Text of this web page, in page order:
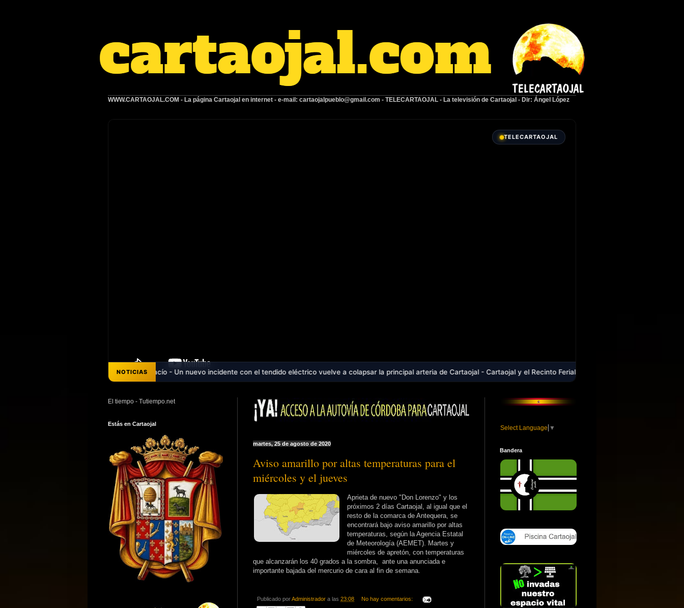
WWW.CARTAOJAL.COM - La página Cartaojal en internet - e-mail: cartaojalpueblo@gmail.com - TELECARTAOJAL - La televisión de Cartaojal - Dir: Ángel López
TELECARTAOJAL
NOTICIAS
completamente vacío - Un nuevo incidente con el tendido eléctrico vuelve a colapsar la principal arteria de Cartaojal - Cartaojal y el Recinto Ferial: Una deuda histórica que cumple dos décadas
martes, 25 de agosto de 2020
Aviso amarillo por altas temperaturas para el
miércoles y el jueves
Aprieta de nuevo "Don Lorenzo" y los
próximos 2 días Cartaojal, al igual que el
resto de la comarca de Antequera, se
encontrará bajo aviso amarillo por altas
temperaturas, según la Agencia Estatal
de Meteorología (AEMET). Martes y
miércoles de apretón, con temperaturas
que alcanzarán los 40 grados a la sombra, ante una anunciada e
importante bajada del mercurio de cara al fin de semana.
Publicado porAdministrador a las 23:08 No hay comentarios:
El tiempo - Tutiempo.net
Estás en Cartaojal
Select Language ▼
Bandera